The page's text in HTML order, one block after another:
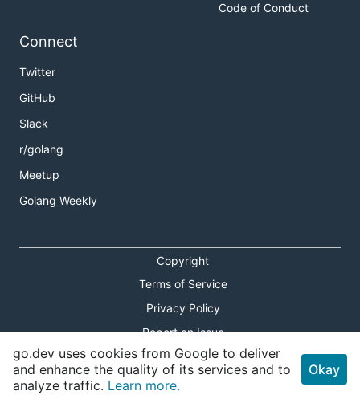
Code of Conduct
Connect
Twitter
GitHub
Slack
r/golang
Meetup
Golang Weekly
Copyright
Terms of Service
Privacy Policy
Report an Issue
Theme Toggle
Shortcuts Modal
go.dev uses cookies from Google to deliver
and enhance the quality of its services and to
analyze traffic. Learn more.
Okay